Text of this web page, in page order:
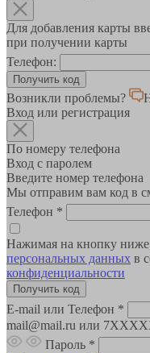
Для добавления карты
при получении карты
Телефон:
Возникли проблемы?
Вход или регистрация
По номеру телефона
Вход с паролем
Введите номер телефона
Мы отправим вам код в
Телефон *
Нажимая на кнопку
персональных данных в
конфиденциальности
E-mail или Телефон *
mail@mail.ru или
Пароль *